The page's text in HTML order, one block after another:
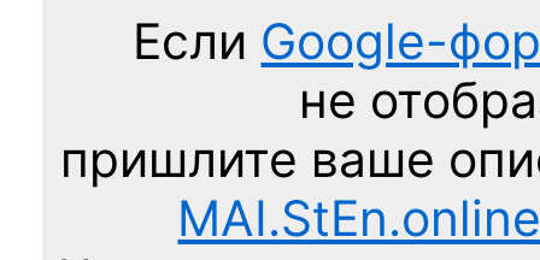
Если Google-
не
пришлите ваше